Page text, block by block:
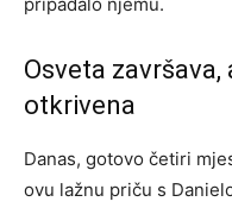
Osveta
otkrivena
Danas, gotovo četiri
ovu lažnu priču s